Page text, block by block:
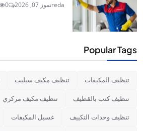
redaتموز 07, 2026 0
Popular Tags
تنظيف المكيفات تنظيف مكيف سبليت
تنظيف كنب بالقطيف تنظيف مكيف مركزي
تنظيف وحدات التكييف غسيل المكيفات